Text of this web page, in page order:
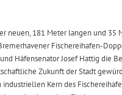
neuen, 181 Meter langen und 35
Fischereihafen-
Häfensenator Josef Hattig die
Zukunft der Stadt
industriellen Kern des